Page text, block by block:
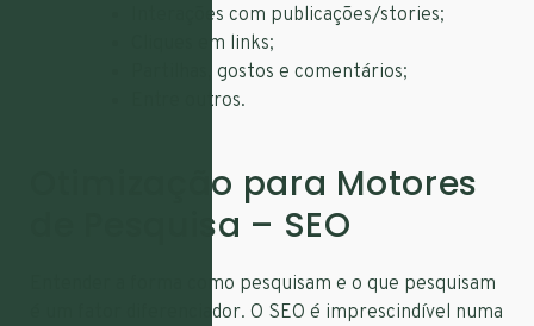
Interações com publicações/stories;
Cliques em links;
Partilhas, gostos e comentários;
Entre outros.
Otimização para Motores
de Pesquisa – SEO
Entender a forma como pesquisam e o que pesquisam
é um fator diferenciador. O SEO é imprescindível numa